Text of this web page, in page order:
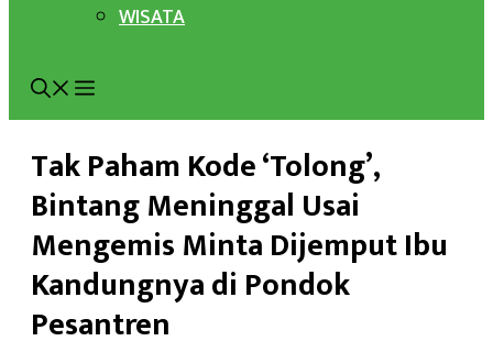
WISATA
Tak Paham Kode ‘Tolong’,
Bintang Meninggal Usai
Mengemis Minta Dijemput Ibu
Kandungnya di Pondok
Pesantren